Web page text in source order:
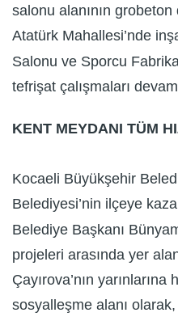
salonu alanının
Atatürk Mahallesi’nde
Salonu ve Sporcu
tefrişat çalışmaları
KENT MEYDANI TÜM
Kocaeli Büyükşehir
Belediyesi’nin ilçeye
Belediye Başkanı
projeleri arasında yer
Çayırova’nın
sosyalleşme alanı